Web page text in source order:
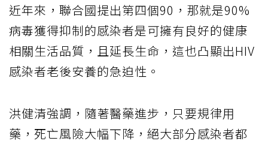
近年來，聯合國提出第四個90，那就是90%
病毒獲得抑制的感染者是可擁有良好的健康
相關生活品質，且延長生命，這也凸顯出HIV
感染者老後安養的急迫性。
洪健清強調，隨著醫藥進步，只要規律用
藥，死亡風險大幅下降，絕大部分感染者都